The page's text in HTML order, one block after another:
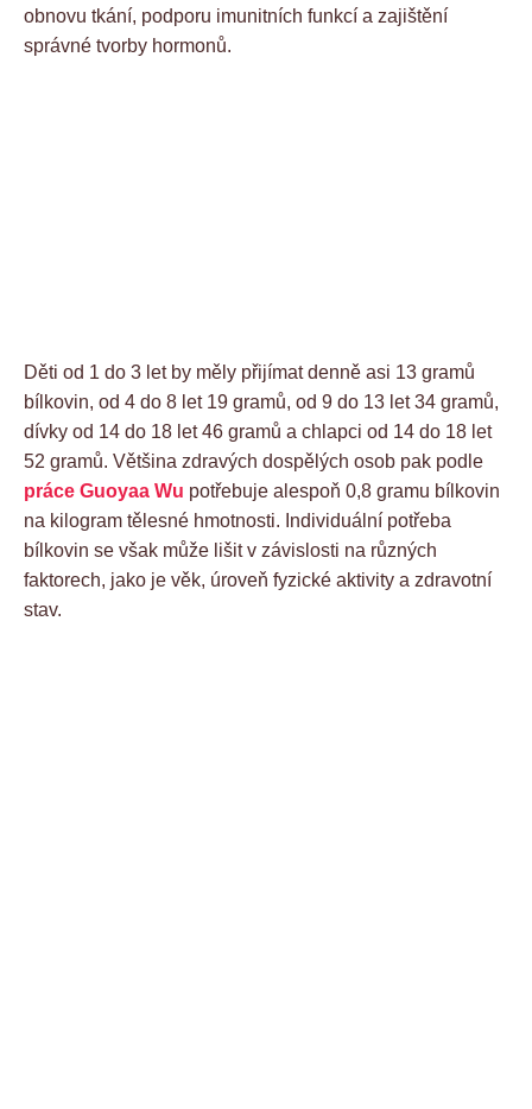
obnovu tkání, podporu imunitních funkcí a zajištění
správné tvorby hormonů.
Děti od 1 do 3 let by měly přijímat denně asi 13 gramů
bílkovin, od 4 do 8 let 19 gramů, od 9 do 13 let 34 gramů,
dívky od 14 do 18 let 46 gramů a chlapci od 14 do 18 let
52 gramů. Většina zdravých dospělých osob pak podle
práce Guoyaa Wu potřebuje alespoň 0,8 gramu bílkovin
na kilogram tělesné hmotnosti. Individuální potřeba
bílkovin se však může lišit v závislosti na různých
faktorech, jako je věk, úroveň fyzické aktivity a zdravotní
stav.